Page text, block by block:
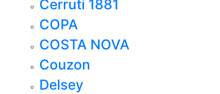
Cerruti 1881
COPA
COSTA NOVA
Couzon
Delsey